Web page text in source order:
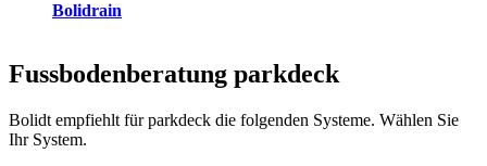
Bolidrain
Fussbodenberatung parkdeck
Bolidt empfiehlt für parkdeck die folgenden Systeme. Wählen Sie
Ihr System.